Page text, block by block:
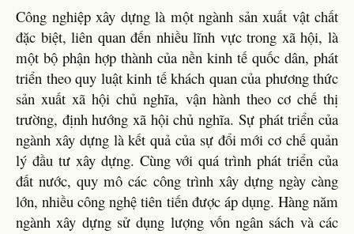
Công nghiệp xây dựng là một ngành sản xuất vật chất
đặc biệt, liên quan đến nhiều lĩnh vực trong xã hội, là
một bộ phận hợp thành của nền kinh tế quốc dân, phát
triển theo quy luật kinh tế khách quan của phương thức
sản xuất xã hội chủ nghĩa, vận hành theo cơ chế thị
trường, định hướng xã hội chủ nghĩa. Sự phát triển của
ngành xây dựng là kết quả của sự đổi mới cơ chế quản
lý đầu tư xây dựng. Cùng với quá trình phát triển của
đất nước, quy mô các công trình xây dựng ngày càng
lớn, nhiều công nghệ tiên tiến được áp dụng. Hàng năm
ngành xây dựng sử dụng lượng vốn ngân sách và các